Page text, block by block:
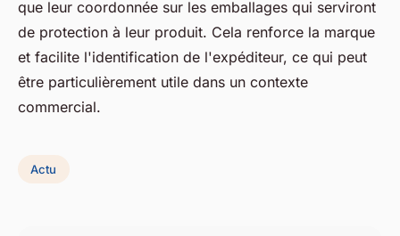
que leur coordonnée sur les emballages qui serviront
de protection à leur produit. Cela renforce la marque
et facilite l'identification de l'expéditeur, ce qui peut
être particulièrement utile dans un contexte
commercial.
Actu